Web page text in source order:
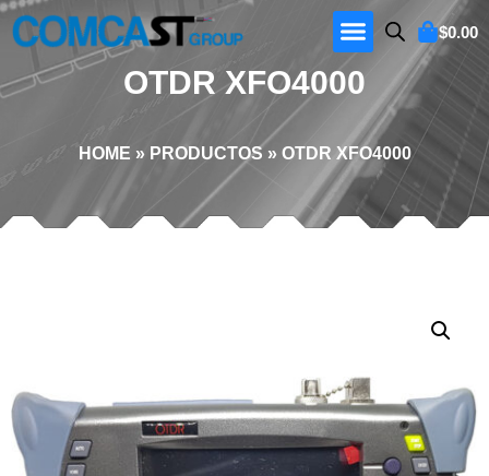
$0.00
OTDR XFO4000
HOME » PRODUCTOS » OTDR XFO4000